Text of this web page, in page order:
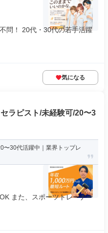
問！ 20代・30代の若手活躍
気になる
ラピスト/未経験可/20〜3
〜30代活躍中｜業界トップレ
また、スポーツトレーナー